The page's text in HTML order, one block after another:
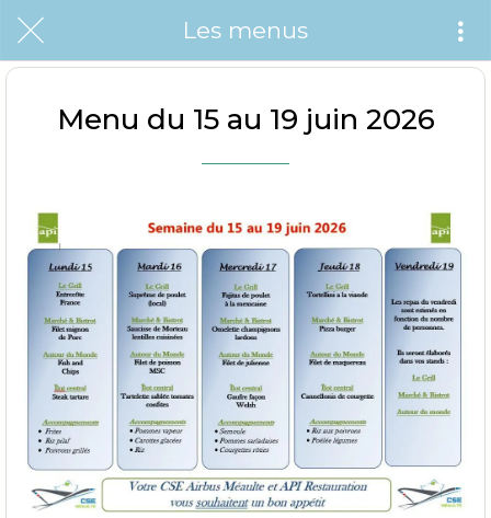
Les menus
Menu du 15 au 19 juin 2026